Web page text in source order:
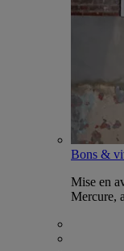
Bons &
Mise en
Mercure,